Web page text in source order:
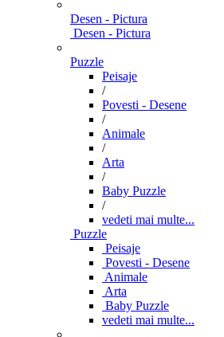
Desen - Pictura
Desen - Pictura
Puzzle
Peisaje
/
Povesti - Desene
/
Animale
/
Arta
/
Baby Puzzle
/
vedeti mai multe...
Puzzle
Peisaje
Povesti - Desene
Animale
Arta
Baby Puzzle
vedeti mai multe...